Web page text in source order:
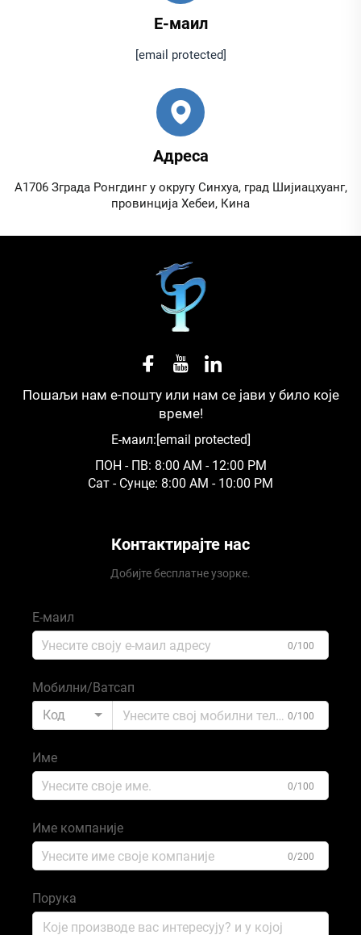
Е-маил
[email protected]
Адреса
А1706 Зграда Ронгдинг у округу Синхуа, град Шијиацхуанг,
провинција Хебеи, Кина
Пошаљи нам е-пошту или нам се јави у било које
време!
Е-маил: [email protected]
ПОН - ПВ: 8:00 AM - 12:00 PM
Сат - Сунце: 8:00 AM - 10:00 PM
Контактирајте нас
Добијте бесплатне узорке.
Е-маил
0/100
Мобилни/Ватсап
Код
0/100
Име
0/100
Име компаније
0/200
Порука